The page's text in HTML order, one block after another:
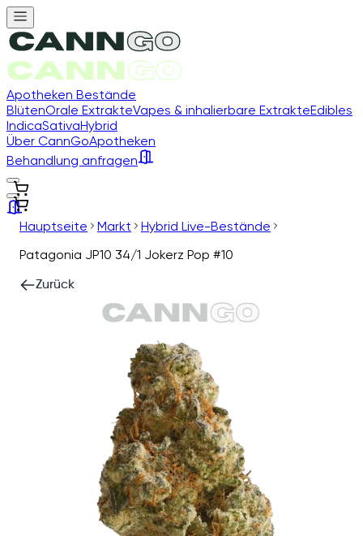
Apotheken Bestände
BlütenOrale ExtrakteVapes & inhalierbare ExtrakteEdibles
IndicaSativaHybrid
Über CannGoApotheken
Behandlung anfragen
Hauptseite Markt
Hybrid Live-Bestände
Patagonia JP10 34/1 Jokerz Pop #10
Zurück